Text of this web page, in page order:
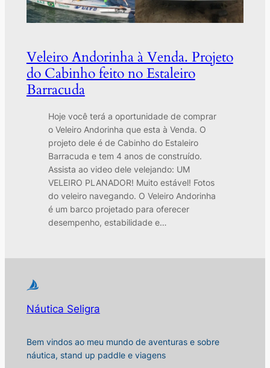
Veleiro Andorinha à Venda. Projeto
do Cabinho feito no Estaleiro
Barracuda
Hoje você terá a oportunidade de comprar
o Veleiro Andorinha que esta à Venda. O
projeto dele é de Cabinho do Estaleiro
Barracuda e tem 4 anos de construído.
Assista ao video dele velejando: UM
VELEIRO PLANADOR! Muito estável! Fotos
do veleiro navegando. O Veleiro Andorinha
é um barco projetado para oferecer
desempenho, estabilidade e…
Náutica Seligra
Bem vindos ao meu mundo de aventuras e sobre
náutica, stand up paddle e viagens